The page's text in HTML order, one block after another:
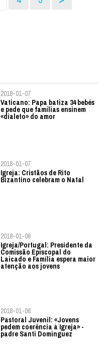
2018-01-07
Vaticano: Papa batiza 34 bebés
e pede que famílias ensinem
«dialeto» do amor
2018-01-07
Igreja: Cristãos de Rito
Bizantino celebram o Natal
2018-01-06
Igreja/Portugal: Presidente da
Comissão Episcopal do
Laicado e Família espera maior
atenção aos jovens
2018-01-06
Pastoral Juvenil: «Jovens
pedem coerência à Igreja» -
padre Santi Dominguez